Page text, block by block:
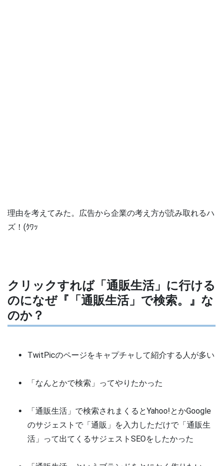
理由を考えてみた。広告から企業の考え方が読み取れるハ
ズ！(ｸﾜｯ
クリックすれば「通販生活」に行ける
のになぜ『「通販生活」で検索。』な
のか？
TwitPicのページをキャプチャして紹介する人が多い
「なんとかで検索」ってやりたかった
「通販生活」で検索されまくるとYahoo!とかGoogle
のサジェストで「通販」を入力しただけで「通販生
活」って出てくるサジェストSEOをしたかった